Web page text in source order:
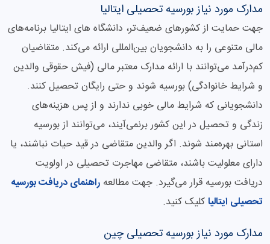
مدارک مورد نیاز بورسیه تحصیلی ایتالیا
جهت حمایت از کشورهای ضعیف‌تر، دانشگاه های ایتالیا برنامه‌های
مالی متنوعی را به دانشجویان بین‌المللی ارائه می‌کند. متقاضیان
کم‌درآمد می‌توانند با ارائه مدارک معتبر مالی (فیش حقوقی والدین
و شرایط خانوادگی) بورسیه شوند و حتی رایگان تحصیل کنند.
دانشجویانی که شرایط مالی خوبی ندارند و از پس هزینه‌های
زندگی و تحصیل در این کشور برنمی‌آیند، می‌توانند از بورسیه
استانی بهره‌مند شوند. اگر والدین متقاضی در قید حیات نباشند، یا
دارای معلولیت باشند، متقاضی مهاجرت تحصیلی در اولویت
دریافت بورسیه قرار می‌گیرد. جهت مطالعه راهنمای دریافت بورسیه
تحصیلی ایتالیاکلیک کنید.
مدارک مورد نیاز بورسیه تحصیلی چین